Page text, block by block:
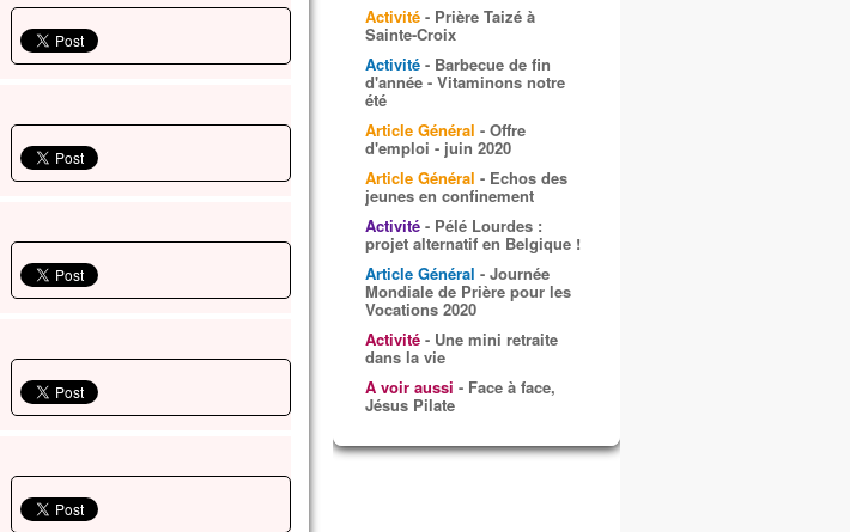
Activité - Prière Taizé à
Sainte-Croix
Activité - Barbecue de fin
d'année - Vitaminons notre
été
Article Général - Offre
d'emploi - juin 2020
Article Général - Echos des
jeunes en confinement
Activité - Pélé Lourdes :
projet alternatif en Belgique !
Article Général - Journée
Mondiale de Prière pour les
Vocations 2020
Activité - Une mini retraite
dans la vie
A voir aussi - Face à face,
Jésus Pilate